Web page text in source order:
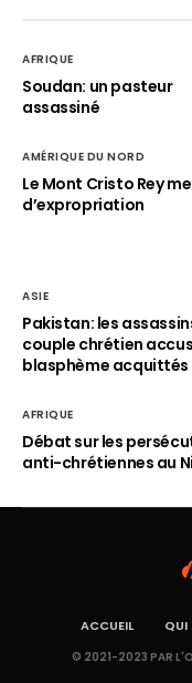
AFRIQUE
Soudan: un pasteur
assassiné
AMÉRIQUE DU NORD
Le Mont Cristo Rey
d’expropriation
ASIE
Pakistan: les
couple chrétien
blasphème acquittés
AFRIQUE
Débat sur les
anti-chrétiennes au
ACCUEIL QUI
© 2021-2023 PAR